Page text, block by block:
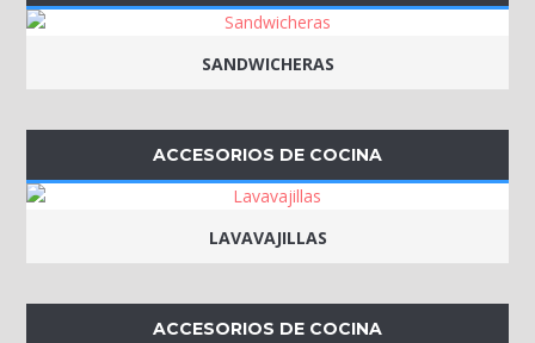
SANDWICHERAS
ACCESORIOS DE COCINA
LAVAVAJILLAS
ACCESORIOS DE COCINA